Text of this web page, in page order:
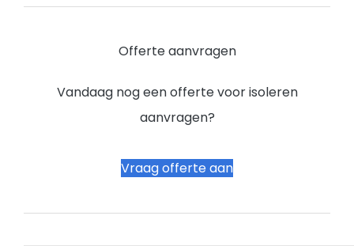
Offerte aanvragen
Vandaag nog een offerte voor isoleren
aanvragen?
Vraag offerte aan